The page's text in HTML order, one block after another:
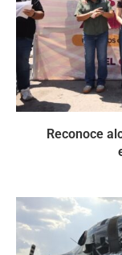
Reconoce